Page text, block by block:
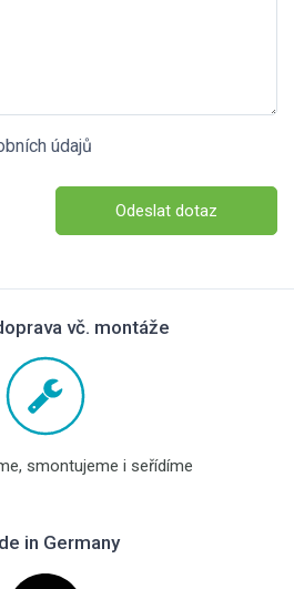
údajů
Odeslat dotaz
vč. montáže
smontujeme i seřídíme
in Germany